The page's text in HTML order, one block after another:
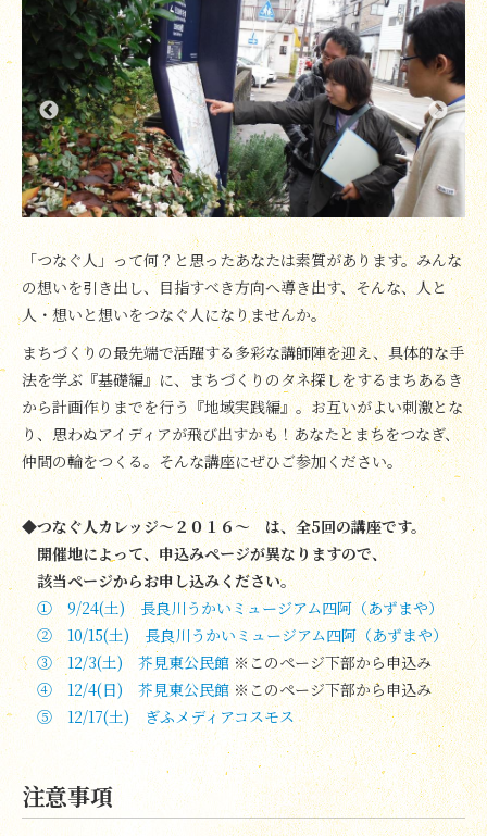
「つなぐ人」って何？と思ったあなたは素質があります。みんな
の想いを引き出し、目指すべき方向へ導き出す、そんな、人と
人・想いと想いをつなぐ人になりませんか。
まちづくりの最先端で活躍する多彩な講師陣を迎え、具体的な手
法を学ぶ『基礎編』に、まちづくりのタネ探しをするまちあるき
から計画作りまでを行う『地域実践編』。お互いがよい刺激とな
り、思わぬアイディアが飛び出すかも！あなたとまちをつなぎ、
仲間の輪をつくる。そんな講座にぜひご参加ください。
◆つなぐ人カレッジ～２０１６～ は、全5回の講座です。
開催地によって、申込みページが異なりますので、
該当ページからお申し込みください。
① 9/24(土) 長良川うかいミュージアム四阿（あずまや）
② 10/15(土) 長良川うかいミュージアム四阿（あずまや）
③ 12/3(土) 芥見東公民館※このページ下部から申込み
④ 12/4(日) 芥見東公民館※このページ下部から申込み
⑤ 12/17(土) ぎふメディアコスモス
注意事項